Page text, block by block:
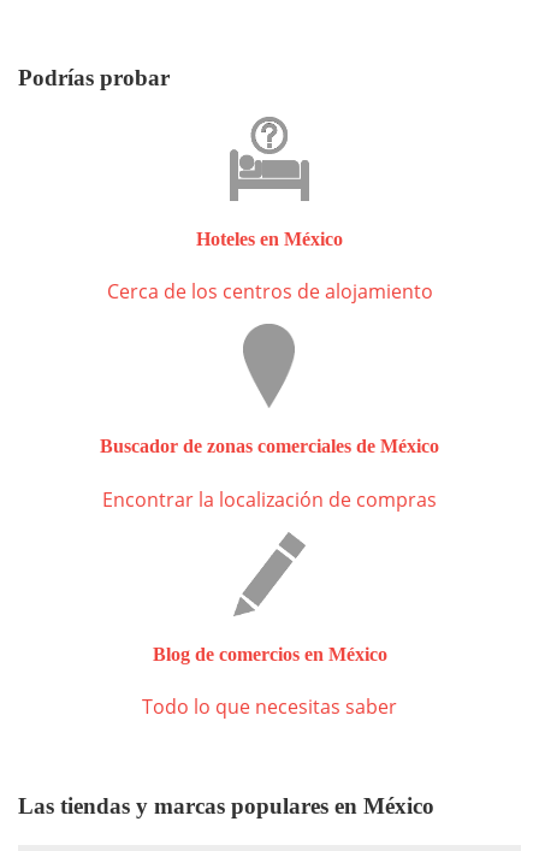
Podrías probar
Hoteles en México
Cerca de los centros de alojamiento
Buscador de zonas comerciales de México
Encontrar la localización de compras
Blog de comercios en México
Todo lo que necesitas saber
Las tiendas y marcas populares en México